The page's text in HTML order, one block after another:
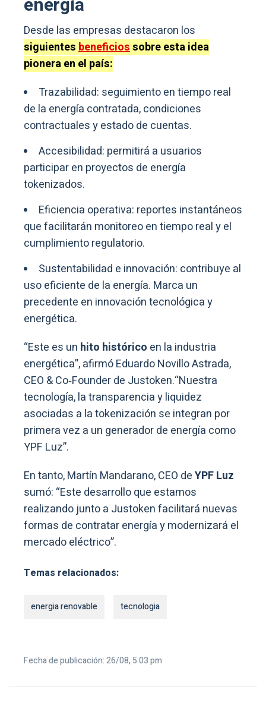
energía
Desde las empresas destacaron los
siguientesbeneficiossobre esta idea
pionera en el país:
Trazabilidad: seguimiento en tiempo real
de la energía contratada, condiciones
contractuales y estado de cuentas.
Accesibilidad: permitirá a usuarios
participar en proyectos de energía
tokenizados.
Eficiencia operativa: reportes instantáneos
que facilitarán monitoreo en tiempo real y el
cumplimiento regulatorio.
Sustentabilidad e innovación: contribuye al
uso eficiente de la energía. Marca un
precedente en innovación tecnológica y
energética.
“Este es un hito histórico en la industria
energética”, afirmó Eduardo Novillo Astrada,
CEO & Co‑Founder de Justoken.“Nuestra
tecnología, la transparencia y liquidez
asociadas a la tokenización se integran por
primera vez a un generador de energía como
YPF Luz”.
En tanto, Martín Mandarano, CEO deYPF Luz
sumó: “Este desarrollo que estamos
realizando junto a Justoken facilitará nuevas
formas de contratar energía y modernizará el
mercado eléctrico”.
Temas relacionados:
energia renovable tecnologia
Fecha de publicación: 26/08, 5:03 pm